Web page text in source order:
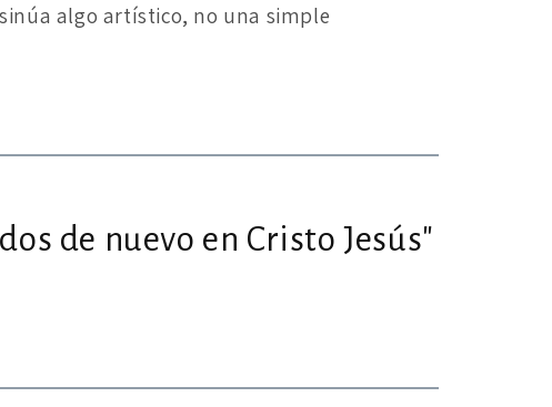
algo artístico, no una simple
de nuevo en Cristo Jesús"